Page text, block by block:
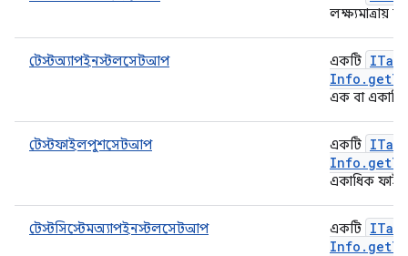
লক্ষ্যমাত্রায়
টেস্টঅ্যাপইনস্টলসেটআপ একটি
Info . get
এক বা
টেস্টফাইলপুশসেটআপ একটি
Info . get
একাধিক
টেস্টসিস্টেমঅ্যাপইনস্টলসেটআপ একটি
Info . get